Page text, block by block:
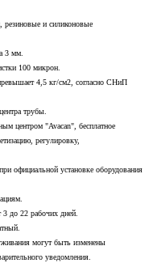
и силиконовые
3 мм.
100 микрон.
4,5 кг/см2, согласно СНиП
трубы.
центром "Avacan", бесплатное
регулировку,
официальной установке оборудования
3 до 22 рабочих дней.
могут быть изменены
уведомления.